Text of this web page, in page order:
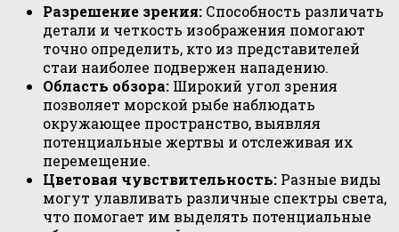
Разрешение зрения: Способность различать
детали и четкость изображения помогают
точно определить, кто из представителей
стаи наиболее подвержен нападению.
Область обзора: Широкий угол зрения
позволяет морской рыбе наблюдать
окружающее пространство, выявляя
потенциальные жертвы и отслеживая их
перемещение.
Цветовая чувствительность: Разные виды
могут улавливать различные спектры света,
что помогает им выделять потенциальные